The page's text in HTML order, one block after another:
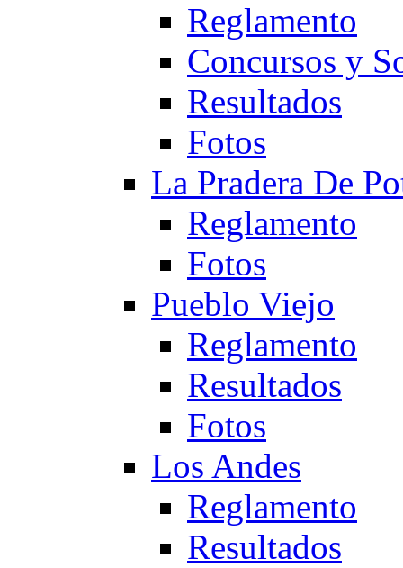
Reglamento
Concursos y
Resultados
Fotos
La Pradera De
Reglamento
Fotos
Pueblo Viejo
Reglamento
Resultados
Fotos
Los Andes
Reglamento
Resultados